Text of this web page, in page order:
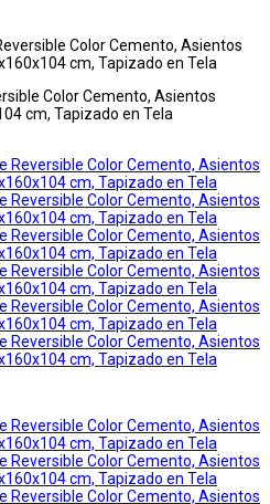
Color Cemento, Asientos
cm, Tapizado en Tela